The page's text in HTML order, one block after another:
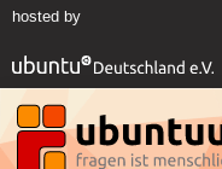
hosted by